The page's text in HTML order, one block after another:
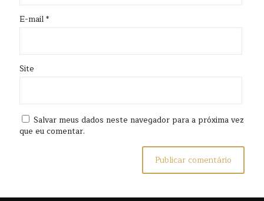
E-mail*
Site
Salvar meus dados neste navegador para a próxima vez
que eu comentar.